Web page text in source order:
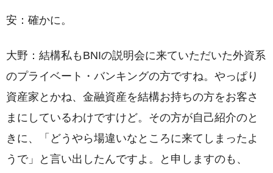
安：確かに。
大野：結構私もBNIの説明会に来ていただいた外資系
のプライベート・バンキングの方ですね。やっぱり
資産家とかね、金融資産を結構お持ちの方をお客さ
まにしているわけですけど。その方が自己紹介のと
きに、「どうやら場違いなところに来てしまったよ
うで」と言い出したんですよ。と申しますのも、